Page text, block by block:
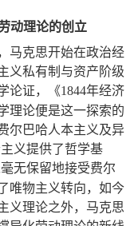
动理论的创立
马克思开始在政治经
义私有制与资产阶级
论证， 《1844年经济
理论便是这一探索的
尔巴哈人本主义及异
义提供了哲学基
无保留地接受费尔
唯物主义转向， 如今
义理论之外， 马克思